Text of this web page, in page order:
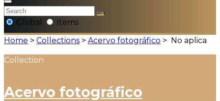
Global
Items
Home > Collections > Acervo fotográfico > No aplica
Collection
Acervo fotográfico